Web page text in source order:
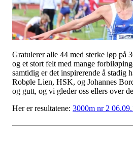
Gratulerer alle 44 med sterke løp på
og et stort felt med mange
samtidig er det inspirerende å stadig
Robøle Lien, HSK, og Johannes
og gutt, og vi gleder oss ellers over
Her er resultatene: 3000m nr 2